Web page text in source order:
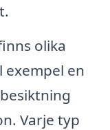
olika
en
Varje typ